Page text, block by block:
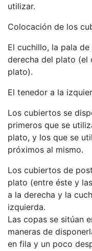
utilizar.
Colocación de los
El cuchillo, la pala
derecha del plato (el
plato).
El tenedor a la
Los cubiertos se
primeros que se
plato, y los que se
próximos al mismo.
Los cubiertos de
plato (entre éste y
a la derecha y la
izquierda.
Las copas se sitúan
maneras de
en fila y un poco